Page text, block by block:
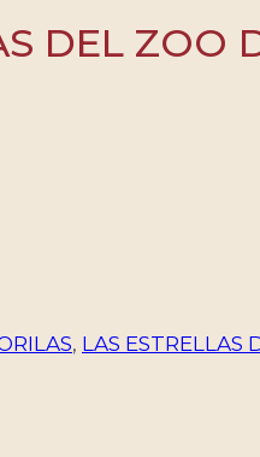
DEL ZOO
, LAS ESTRELLAS